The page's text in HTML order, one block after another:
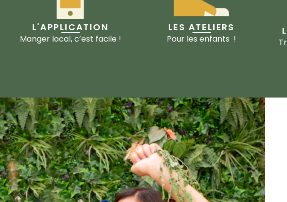
L'APPLICATION
Manger local, c’est facile !
LES ATELIERS
Pour les enfants !